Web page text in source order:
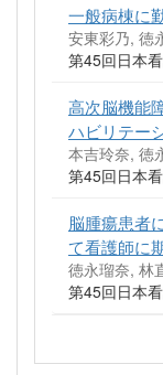
一般病棟に
安東彩乃, 徳
第45回日本
高次脳機能
ハビリテー
本吉玲奈, 徳
第45回日本
脳腫瘍患者
て看護師に
徳永瑠奈, 林
第45回日本